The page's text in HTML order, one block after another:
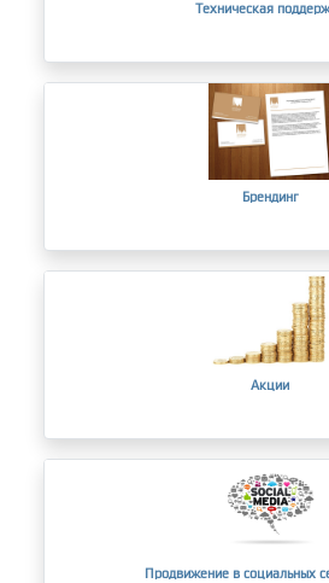
Техническая
Брендинг
Акции
Продвижение в социальных